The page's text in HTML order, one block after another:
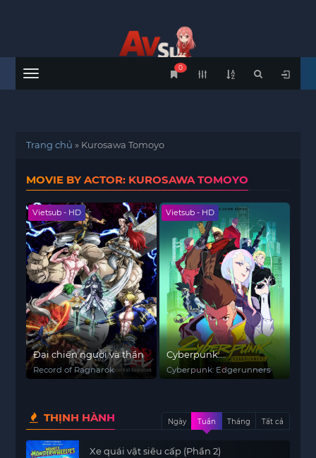
Menu
0
Trang chủ » Kurosawa Tomoyo
MOVIE BY ACTOR: KUROSAWA TOMOYO
Vietsub - HD
Đại chiến người và thần
Record of Ragnarok
Vietsub - HD
Cyberpunk:
Edgerunners
Cyberpunk: Edgerunners
THỊNH HÀNH Ngày Tuần Tháng Tất cả
Xe quái vật siêu cấp (Phần 2)